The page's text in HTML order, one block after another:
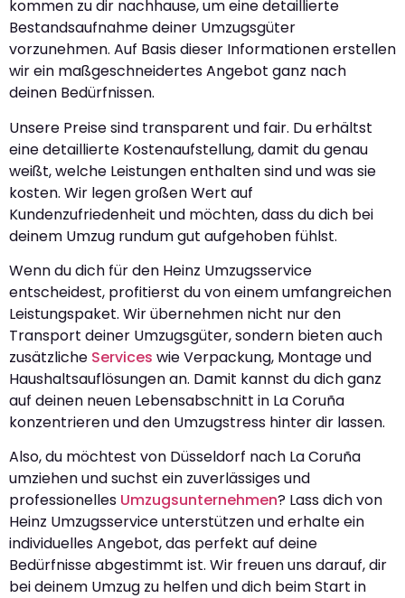
kommen zu dir nachhause, um eine detaillierte
Bestandsaufnahme deiner Umzugsgüter
vorzunehmen. Auf Basis dieser Informationen erstellen
wir ein maßgeschneidertes Angebot ganz nach
deinen Bedürfnissen.
Unsere Preise sind transparent und fair. Du erhältst
eine detaillierte Kostenaufstellung, damit du genau
weißt, welche Leistungen enthalten sind und was sie
kosten. Wir legen großen Wert auf
Kundenzufriedenheit und möchten, dass du dich bei
deinem Umzug rundum gut aufgehoben fühlst.
Wenn du dich für den Heinz Umzugsservice
entscheidest, profitierst du von einem umfangreichen
Leistungspaket. Wir übernehmen nicht nur den
Transport deiner Umzugsgüter, sondern bieten auch
zusätzliche Services wie Verpackung, Montage und
Haushaltsauflösungen an. Damit kannst du dich ganz
auf deinen neuen Lebensabschnitt in La Coruña
konzentrieren und den Umzugstress hinter dir lassen.
Also, du möchtest von Düsseldorf nach La Coruña
umziehen und suchst ein zuverlässiges und
professionelles Umzugsunternehmen? Lass dich von
Heinz Umzugsservice unterstützen und erhalte ein
individuelles Angebot, das perfekt auf deine
Bedürfnisse abgestimmt ist. Wir freuen uns darauf, dir
bei deinem Umzug zu helfen und dich beim Start in